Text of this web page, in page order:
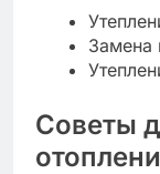
Замена
Советы